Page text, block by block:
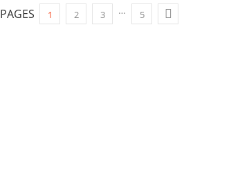
PAGES 1 2 3 … 5 